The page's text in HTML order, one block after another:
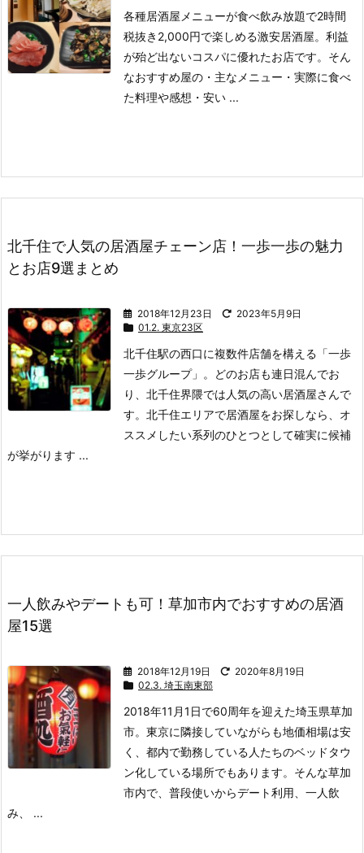
各種居酒屋メニューが食べ飲み放題で2時間
税抜き2,000円で楽しめる激安居酒屋。 利益
が殆ど出ないコスパに優れたお店です。 そん
なおすすめ屋の ・主なメニュー ・実際に食べ
た料理や感想 ・安い ...
北千住で人気の居酒屋チェーン店！一歩一歩の魅力
とお店9選まとめ
2018年12月23日
2023年5月9日
01.2. 東京23区
北千住駅の西口に複数件店舗を構える「一歩
一歩グループ」。
どのお店も連日混んでお
り、北千住界隈では人気の高い居酒屋さんで
す。 北千住エリアで居酒屋をお探しなら、オ
ススメしたい系列のひとつとして確実に候補
が挙がります ...
一人飲みやデートも可！草加市内でおすすめの居酒
屋15選
2018年12月19日
2020年8月19日
02.3. 埼玉南東部
2018年11月1日で60周年を迎えた埼玉県草加
市。 東京に隣接していながらも地価相場は安
く、都内で勤務している人たちのベッドタウ
ン化している場所でもあります。 そんな草加
市内で、普段使いからデート利用、一人飲
み、 ...